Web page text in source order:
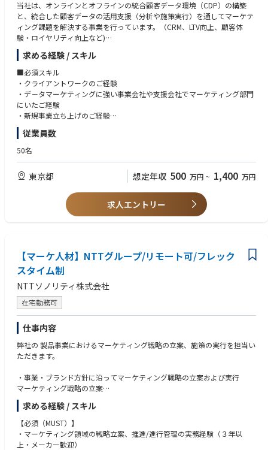
m/innovation_omron/dsb-introduction-as-of-2025
・プロアクティブヘルス事業について： https://datasolutions.omron.c
om/jp/ja/business/ph/
・取り組み事例① ： https://www.omron.com/jp/ja/news/2026/06/c
0624.html
・取り組み事例② ： https://www.omron.com/jp/ja/news/2026/06/c
0630.html
・分業された組織を前提とし、専門領域の外には関与しない働き方を志向
される方
力がある方
・スピード感を持ち、会社の変化を楽しめる方
・常にアウトカムを意識して業務に臨める方
社員インタビュー記事もあるのでぜひご覧ください。
https://note.helpfeel.com/n/ndef80ca47829
https://note.helpfeel.com/n/nf0c82a8a416a
当社は、オンラインとオフラインの統合顧客データ環境（CDP）の構築
と、統合した顧客データの活用支援（分析や施策実行）を通してマーケテ
ィング課題を解決する事業を行っています。（CRM、LTV向上、顧客体
験・ロイヤリティ向上など)
株式会社UNCOVER TRUTH：https://www.wantedly.com/companies/unc
overtruth
■仕事内容
クライアント企業のマーケティングDXを推進するプロジェクトマネジメン
トを担っていただきます。データアナリスト・データエンジニア・データ
連携して、データ基盤構築やデータ活用コンサルティングを行います。
クライアント企業のマーケティングをデータドリブンに支援するため、ク
ライアントの事業・サービス成長に貢献できるポジションです。
＜具体的には＞
・CRM施策実行支援ディレクション
※スキルやご経験に応じてお任せする範囲は決定いたしますが、1人当た
り3～5社ほどの案件をご担当いただく想定でおります。
プロジェクト期間は案件内容によって異なりますが、半年〜1年となって
おり、クライアント企業との長期的な関係を築いていただきます。
＜マーケティング・分析ツール例＞
・CDPツール：TreasureData、Tealium、KARTE Datahub,EARK(自社ツー
ル）など
・BIツール：Tableauなど
・MAツール：Salesforce、Hubspotなど
・分析ツール：Content Analytics（自社ツール）、Google Analytics、Ad
obe Analyticsなど
＜プロジェクトマネージャー（所属：コンサルティングチーム）の仕事の
魅力＞
①大手企業や大型プロジェクトに関わることができる
昨今DX推進が加速しており、メーカーや小売業界はデータを活用した顧客
ニーズの把握、業務効率の改善及び事業拡大に注目しています。
求める経験 / スキル
■必須スキル
・クライアントワークのご経験
・デ－タマーケティングに強い事業会社や支援会社でマーケティング部門
にいたご経験
・新規事業立ち上げのご経験
■歓迎スキル
・データ分析基盤の構築・運用のご経験
・CDPの導入・活用プロジェクトに携わったご経験
・クライアントの要件定義～開発、活用支援までを推進したご経験
・TableauなどのBIツールでダッシュボードを構築し分析したご経験
・GA4の導入および活用のPJに携わったご経験
・マーケティングテクノロジー（MA／CDP／DMP／BI／CRMなど）に関
■求める人物像
・データマーケティングに興味があって日頃から情報収集している方
・エクセルやコミュニケーションツールの活用に抵抗がない方
・マルチタスクに抵抗がない方
・向上心・探求心のある方
・IT知識全般に対してアレルギーのない方
・論理的思考力に自信のある方
・仕事に対する情熱の高い方
・ビジネススキームに興味のある方
・自己学習意欲の高い方
従業員数
50名
東京都 想定年収 500 万円 ~ 1,400 万円
求人エントリー
【マーケ人材】NTTグループ/リモート可/フレック
スタイム制
NTTソノリティ株式会社
在宅勤務可
仕事内容
弊社の 製品事業におけるマーケティング戦略の立案、施策の実行を担当い
ただきます。
・事業・ブランド方針に沿ってマーケティング戦略の立案および実行
マーケティング戦略の立案
市場分析／顧客分析／競合分析
マーケティングKPI管理
・マーケ施策のプロジェクト設計/管理
シーズナルおよび新製品のIMC計画
求める経験 / スキル
【必須（MUST）】
・マーケティング領域の戦略立案、推進/進行管理の実務経験（３年以
上・メーカー歓迎）